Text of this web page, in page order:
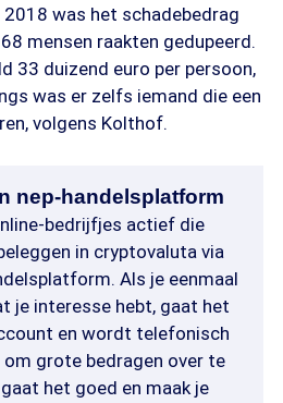
was het schadebedrag
mensen raakten gedupeerd.
33 duizend euro per persoon,
was er zelfs iemand die een
volgens Kolthof.
nep-handelsplatform
bedrijfjes actief die
in cryptovaluta via
Als je eenmaal
je interesse hebt, gaat het
en wordt telefonisch
grote bedragen over te
het goed en maak je